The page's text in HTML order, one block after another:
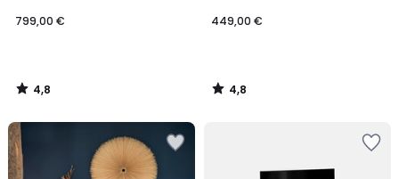
799,00 €
4,8
/
449,00 €
4,8
/